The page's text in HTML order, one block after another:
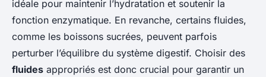
idéale pour maintenir l’hydratation et soutenir la
fonction enzymatique. En revanche, certains fluides,
comme les boissons sucrées, peuvent parfois
perturber l’équilibre du système digestif. Choisir des
fluides appropriés est donc crucial pour garantir un